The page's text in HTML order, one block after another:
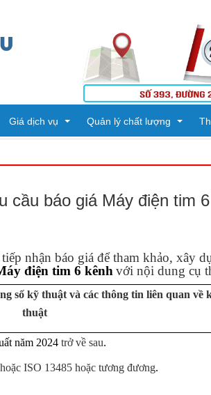
Giá dịch vụ
Vật tư Y tế
Quản lý chất lượng
cầu báo giá Máy điện tim
báo giá để tham khảo, xây
điện tim 6 kênh với nội dung cụ
số kỹ thuật và các thông tin liên quan về
thuật
năm 2024 trở về sau.
ISO 13485 hoặc tương đương.